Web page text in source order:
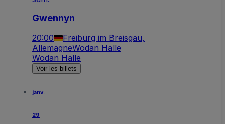
Gwennyn
20:00
Freiburg im Breisgau,
AllemagneWodan Halle
Wodan Halle
Voir les billets
janv.
29